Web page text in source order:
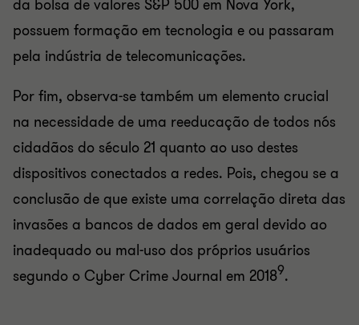
da bolsa de valores S&P 500 em Nova York,
possuem formação em tecnologia e ou passaram
pela indústria de telecomunicações.
Por fim, observa-se também um elemento crucial
na necessidade de uma reeducação de todos nós
cidadãos do século 21 quanto ao uso destes
dispositivos conectados a redes. Pois, chegou se a
conclusão de que existe uma correlação direta das
invasões a bancos de dados em geral devido ao
inadequado ou mal-uso dos próprios usuários
segundo o Cyber Crime Journal em 20189.